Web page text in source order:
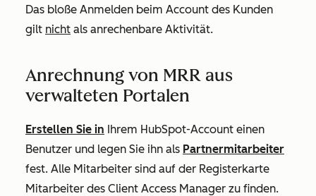
Das bloße Anmelden beim Account des Kunden
gilt nicht als anrechenbare Aktivität.
Anrechnung von MRR aus
verwalteten Portalen
Erstellen Sie in Ihrem HubSpot-Account einen
Benutzer und legen Sie ihn als Partnermitarbeiter
fest. Alle Mitarbeiter sind auf der Registerkarte
Mitarbeiter des Client Access Manager zu finden.